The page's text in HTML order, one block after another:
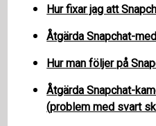
Hur fixar jag att
Åtgärda Snapchat-
Hur man följer på
Åtgärda Snapchat-
(problem med svart